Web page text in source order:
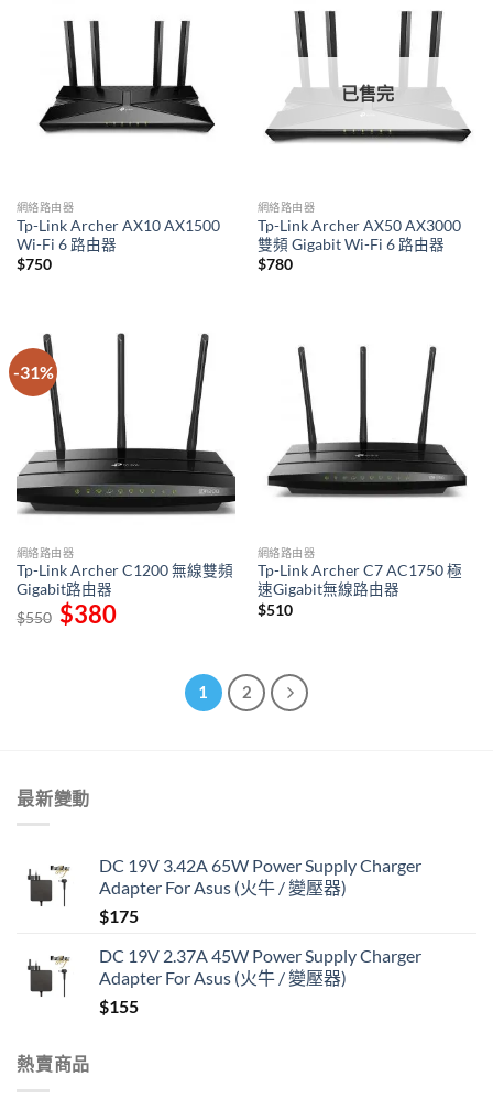
網絡路由器
Tp-Link Archer AX10 AX1500
Wi-Fi 6 路由器
$750
已售完
網絡路由器
Tp-Link Archer AX50 AX3000
雙頻 Gigabit Wi-Fi 6 路由器
$780
-31%
網絡路由器
Tp-Link Archer C1200 無線雙頻
Gigabit路由器
$550 Original
price
$380Current
price
網絡路由器
Tp-Link Archer C7 AC1750 極
速Gigabit無線路由器
$510
1 2
最新變動
DC 19V 3.42A 65W Power Supply Charger
Adapter For Asus (火牛 / 變壓器)
$175
DC 19V 2.37A 45W Power Supply Charger
Adapter For Asus (火牛 / 變壓器)
$155
熱賣商品